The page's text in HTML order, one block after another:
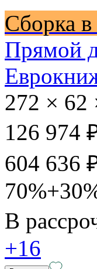
Сборка
Прямой
272 × 62
126 974
604 636
В
+16